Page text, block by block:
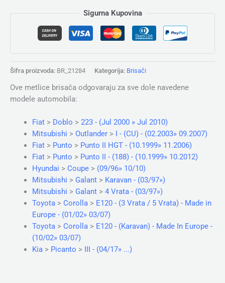
Sigurna Kupovina
Šifra proizvoda: BR_21284 Kategorija: Brisači
Ove metlice brisača odgovaraju za sve dole navedene
modele automobila:
Fiat> Doblo > 223 - (Jul 2000 » Jul 2010)
Mitsubishi > Outlander> I - (CU) - (02.2003» 09.2007)
Fiat> Punto > Punto II HGT - (10.1999» 11.2006)
Fiat> Punto > Punto II - (188) - (10.1999» 10.2012)
Hyundai > Coupe> (09/96» 10/10)
Mitsubishi > Galant> Karavan - (03/97»)
Mitsubishi > Galant> 4 Vrata - (03/97»)
Toyota> Corolla> E120 - (3 Vrata / 5 Vrata) - Made in
Europe - (01/02» 03/07)
Toyota> Corolla> E120 - (Karavan) - Made In Europe -
(10/02» 03/07)
Kia> Picanto > III - (04/17» ...)